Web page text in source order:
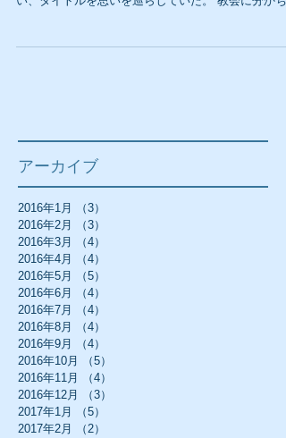
これは主からのものだった。...
アーカイブ
2016年1月 （3）
2016年2月
（3）
2016年3月
（4）
2016年4月
（4）
2016年5月
（5）
2016年6月
（4）
2016年7月
（4）
2016年8月
（4）
2016年9月
（4）
2016年10月
（5）
2016年11月
（4）
2016年12月
（3）
2017年1月
（5）
2017年2月
（2）